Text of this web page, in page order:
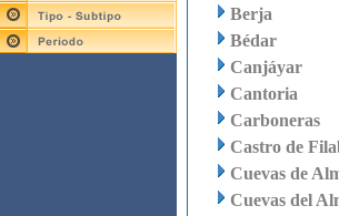
Berja
Bédar
Canjáyar
Cantoria
Carboneras
Castro de
Cuevas de
Cuevas del